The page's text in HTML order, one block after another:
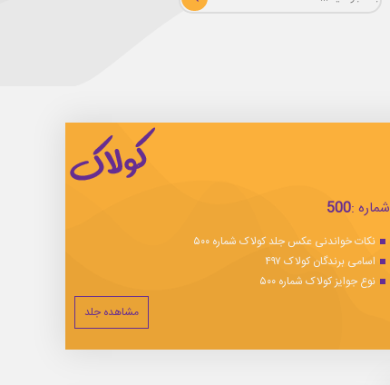
شماره :500
نکات خواندنی عکس جلد کولاک شماره ۵۰۰
اسامی برندگان کولاک ۴۹۷
نوع جوایز کولاک شماره ۵۰۰
مشاهده جلد